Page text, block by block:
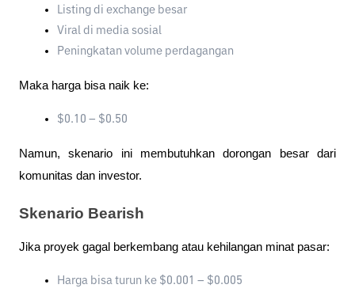
Listing di exchange besar
Viral di media sosial
Peningkatan volume perdagangan
Maka harga bisa naik ke:
$0.10 – $0.50
Namun, skenario ini membutuhkan dorongan besar dari
komunitas dan investor.
Skenario Bearish
Jika proyek gagal berkembang atau kehilangan minat pasar:
Harga bisa turun ke $0.001 – $0.005